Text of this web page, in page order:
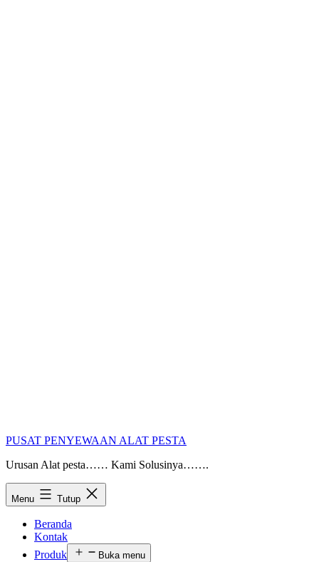
PUSAT PENYEWAAN ALAT PESTA
Urusan Alat pesta…… Kami Solusinya…….
Menu Tutup
Beranda
Kontak
Produk
Buka menu